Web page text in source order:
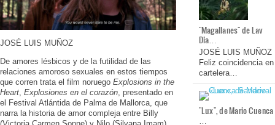
JOSÉ LUIS MUÑOZ
De amores lésbicos y de la futilidad de las
relaciones amoroso sexuales en estos tiempos
que corren trata el film noruego Explosions in the
Heart Explosiones en el corazón , presentado en
el Festival Atlántida de Palma de Mallorca, que
narra la historia de amor compleja entre Billy
"Magallanes" de Lav
Dia…
JOSÉ LUIS MUÑOZ
Feliz coincidencia en
cartelera…
"Lux", de Mario Cuenca
…